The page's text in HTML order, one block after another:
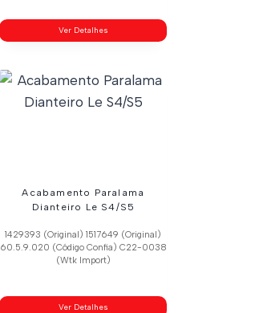
Ver Detalhes
Acabamento Paralama
Dianteiro Le S4/S5
1429393 (Original) 1517649 (Original)
60.5.9.020 (Código Confia) C22-0038
(Wtk Import)
Ver Detalhes